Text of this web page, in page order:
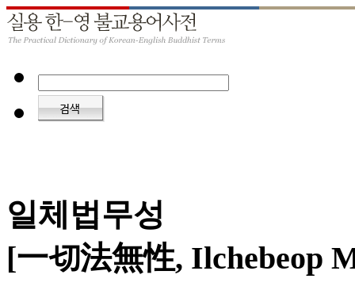
일체법무성
[一切法無性, Ilchebeop